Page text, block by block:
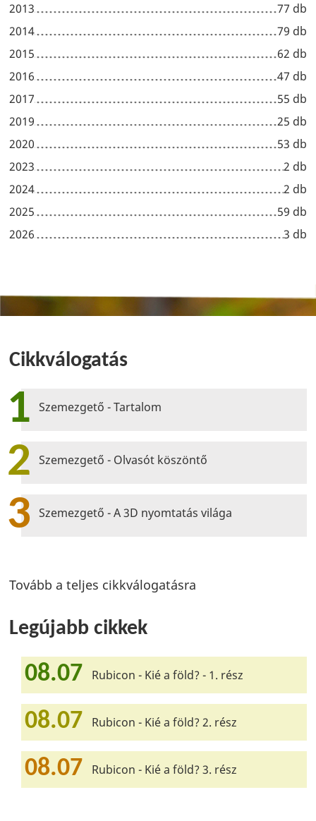
2013
77 db
2014
79 db
2015
62 db
2016
47 db
2017
55 db
2019
25 db
2020
53 db
2023
2 db
2024
2 db
2025
59 db
2026
3 db
Cikkválogatás
1 Szemezgető - Tartalom
2 Szemezgető - Olvasót köszöntő
3 Szemezgető - A 3D nyomtatás világa
Tovább a teljes cikkválogatásra
Legújabb cikkek
08.07 Rubicon - Kié a föld? - 1. rész
08.07 Rubicon - Kié a föld? 2. rész
08.07 Rubicon - Kié a föld? 3. rész